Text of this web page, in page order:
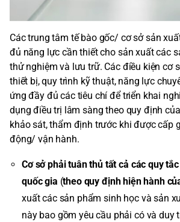
Các trung tâm tế bào gốc/ cơ sở sản
đủ năng lực cần thiết cho sản xuất các
thử nghiệm và lưu trữ. Các điều kiện cơ
thiết bị, quy trình kỹ thuật, năng lực
ứng đầy đủ các tiêu chí để triển khai
dụng điều trị lâm sàng theo quy định
khảo sát, thẩm định trước khi được cấp
động/ vận hành.
Cơ sở phải tuân thủ tất cả các quy
quốc gia (theo quy định hiện hành
xuất các sản phẩm sinh học và sản
này bao gồm yêu cầu phải có và duy